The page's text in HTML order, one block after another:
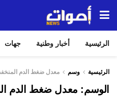
الرئيسية أخبار وطنية جهات
الرئيسية وسم معدل ضغط الدم
الوسم: معدل ضغط الدم